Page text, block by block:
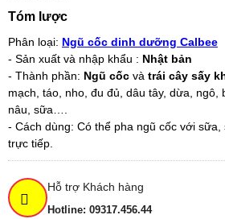
Tóm lược
Phân loại: Ngũ cốc dinh dưỡng Calbee
- Sản xuất và nhập khẩu : Nhật bản
- Thành phần: Ngũ cốc và trái cây sấy
mạch, táo, nho, đu đủ, dâu tây, dừa, ngô,
nâu, sữa….
- Cách dùng: Có thể pha ngũ cốc với
trực tiếp.
Hỗ trợ Khách hàng
Hotline: 09317.456.44